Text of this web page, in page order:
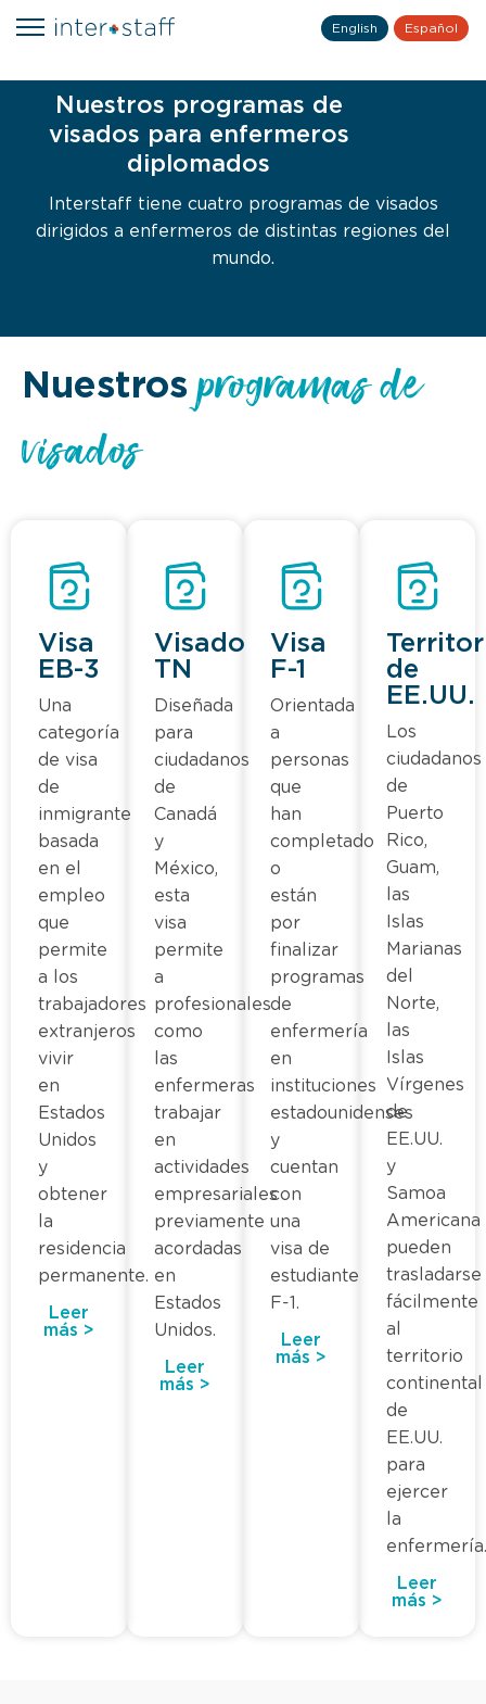
English Español
Nuestros programas de
visados para enfermeros
diplomados
Interstaff tiene cuatro programas de visados
dirigidos a enfermeros de distintas regiones del
mundo.
Nuestrosprogramas de
visados
Visa
EB-3
Una
categoría
de visa
de
inmigrante
basada
en el
empleo
que
permite
a los
trabajadores
extranjeros
vivir
en
Estados
Unidos
y
obtener
la
residencia
permanente.
Leer
más >
Visado
TN
Diseñada
para
ciudadanos
de
Canadá
y
México,
esta
visa
permite
a
profesionales
como
las
enfermeras
trabajar
en
actividades
empresariales
previamente
acordadas
en
Estados
Unidos.
Leer
más >
Visa
F-1
Orientada
a
personas
que
han
completado
o
están
por
finalizar
programas
de
enfermería
en
instituciones
estadounidenses
y
cuentan
con
una
visa de
estudiante
F-1.
Leer
más >
de
EE.UU.
Los
ciudadanos
de
Puerto
Rico,
Guam,
las
Islas
Marianas
del
Norte,
las
Islas
Vírgenes
de
EE.UU.
y
Samoa
Americana
pueden
trasladarse
fácilmente
al
territorio
continental
de
EE.UU.
para
ejercer
la
enfermería.
Leer
más >